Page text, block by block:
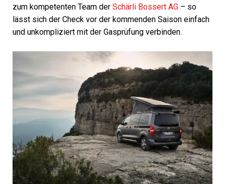
zum kompetenten Team der Schärli Bossert AG – so
lässt sich der Check vor der kommenden Saison einfach
und unkompliziert mit der Gasprüfung verbinden.